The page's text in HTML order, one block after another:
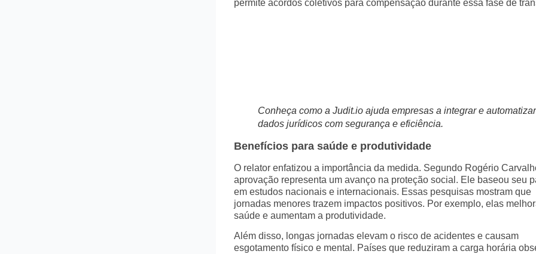
permite acordos coletivos para compensação durante essa fase de
Conheça como a Judit.io ajuda empresas a integrar e automatizar
dados jurídicos com segurança e eficiência.
Benefícios para saúde e produtividade
O relator enfatizou a importância da medida. Segundo Rogério
aprovação representa um avanço na proteção social. Ele baseou seu
em estudos nacionais e internacionais. Essas pesquisas mostram que
jornadas menores trazem impactos positivos. Por exemplo, elas
saúde e aumentam a produtividade.
Além disso, longas jornadas elevam o risco de acidentes e causam
esgotamento físico e mental. Países que reduziram a carga horária